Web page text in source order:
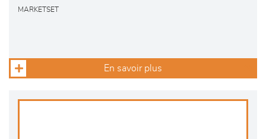
MARKETSET
En savoir plus